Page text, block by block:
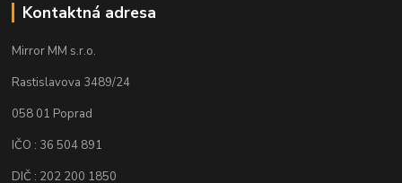
Kontaktná adresa
Mirror MM s.r.o.
Rastislavova 3489/24
058 01 Poprad
IČO : 36 504 891
DIČ : 202 200 1850